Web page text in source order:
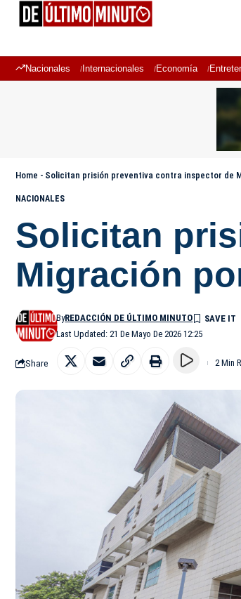
Nacionales Internacionales Economía
Home - Solicitan prisión preventiva contra inspector de
NACIONALES
Solicitan
Migración
Last Updated: 21 De Mayo De 2026 12:25
ByREDACCIÓN DE ÚLTIMO MINUTO
Share 2 Min